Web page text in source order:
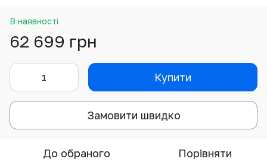
В наявності
62 699 грн
Купити
Замовити швидко
До обраного Порівняти